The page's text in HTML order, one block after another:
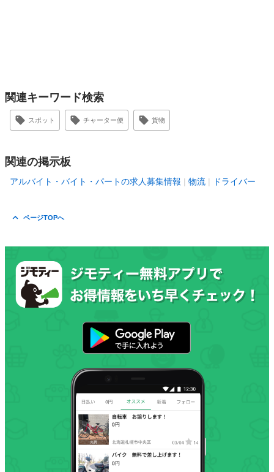
関連キーワード検索
スポット チャーター便 貨物
関連の掲示板
アルバイト・バイト・パートの求人募集情報 物流 ドライバー
ページTOPへ